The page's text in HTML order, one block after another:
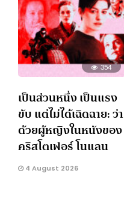
354
เป็นส่วนหนึ่ง เป็นแรง
ขับ แต่ไม่ได้เฉิดฉาย: ว่า
ด้วยผู้หญิงในหนังของ
คริสโตเฟอร์ โนแลน
4 August 2026